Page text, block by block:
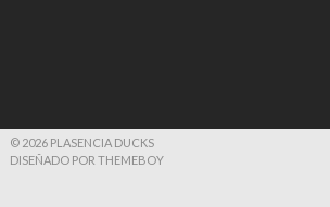
© 2026 PLASENCIA DUCKS
DISEÑADO POR THEMEBOY